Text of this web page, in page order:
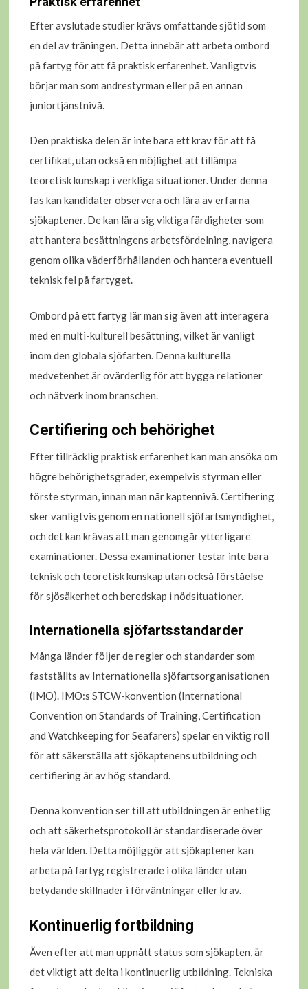
Efter avslutade studier krävs omfattande sjötid som
en del av träningen. Detta innebär att arbeta ombord
på fartyg för att få praktisk erfarenhet. Vanligtvis
börjar man som andrestyrman eller på en annan
juniortjänstnivå.
Den praktiska delen är inte bara ett krav för att få
certifikat, utan också en möjlighet att tillämpa
teoretisk kunskap i verkliga situationer. Under denna
fas kan kandidater observera och lära av erfarna
sjökaptener. De kan lära sig viktiga färdigheter som
att hantera besättningens arbetsfördelning, navigera
genom olika väderförhållanden och hantera eventuell
teknisk fel på fartyget.
Ombord på ett fartyg lär man sig även att interagera
med en multi-kulturell besättning, vilket är vanligt
inom den globala sjöfarten. Denna kulturella
medvetenhet är ovärderlig för att bygga relationer
och nätverk inom branschen.
Certifiering och behörighet
Efter tillräcklig praktisk erfarenhet kan man ansöka om
högre behörighetsgrader, exempelvis styrman eller
förste styrman, innan man når kaptennivå. Certifiering
sker vanligtvis genom en nationell sjöfartsmyndighet,
och det kan krävas att man genomgår ytterligare
examinationer. Dessa examinationer testar inte bara
teknisk och teoretisk kunskap utan också förståelse
för sjösäkerhet och beredskap i nödsituationer.
Internationella sjöfartsstandarder
Många länder följer de regler och standarder som
fastställts av Internationella sjöfartsorganisationen
(IMO). IMO:s STCW-konvention (International
Convention on Standards of Training, Certification
and Watchkeeping for Seafarers) spelar en viktig roll
för att säkerställa att sjökaptenens utbildning och
certifiering är av hög standard.
Denna konvention ser till att utbildningen är enhetlig
och att säkerhetsprotokoll är standardiserade över
hela världen. Detta möjliggör att sjökaptener kan
arbeta på fartyg registrerade i olika länder utan
betydande skillnader i förväntningar eller krav.
Kontinuerlig fortbildning
Även efter att man uppnått status som sjökapten, är
det viktigt att delta i kontinuerlig utbildning. Tekniska